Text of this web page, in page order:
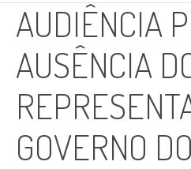
AUDIÊNCIA
AUSÊNCIA
GOVERNO